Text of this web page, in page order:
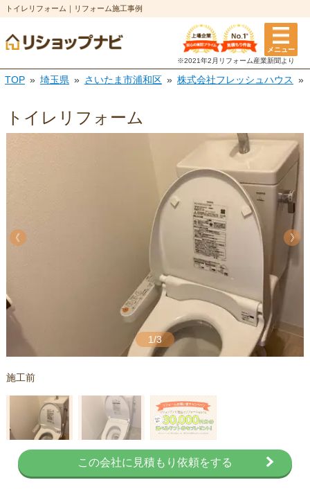
トイレリフォーム｜リフォーム施工事例
メニュー
※2021年2月リフォーム産業新聞より
TOP 埼玉県 さいたま市浦和区 株式会社フレッシュハウス
トイレリフォーム
1/3
《
《
施工前
この会社に見積もり依頼をする